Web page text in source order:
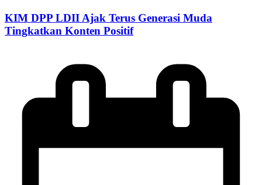
KIM DPP LDII Ajak Terus Generasi Muda
Tingkatkan Konten Positif